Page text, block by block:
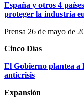
España y otros 4
proteger la industria
Prensa 26 de mayo de
Cinco Días
El Gobierno plantea a
anticrisis
Expansión